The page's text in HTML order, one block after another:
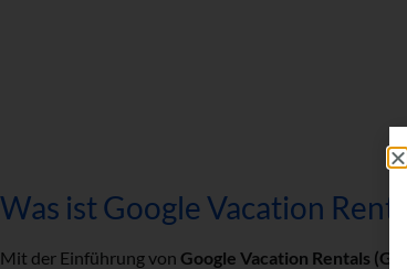
Was ist Google Vacation
Mit der Einführung von Google Vacation Rentals